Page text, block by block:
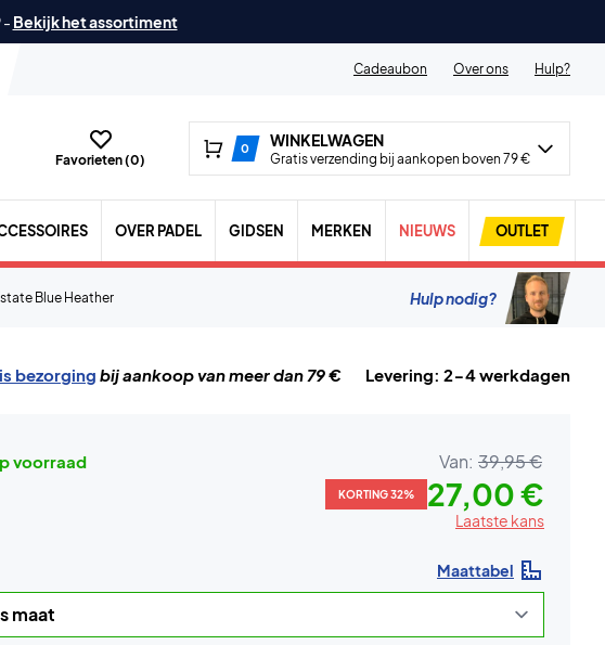
- Bekijk het assortiment
Cadeaubon Over ons Hulp?
Favorieten (0)
0 WINKELWAGEN
Gratis verzending bij aankopen boven 79 €
OVER PADEL GIDSEN MERKEN NIEUWS OUTLET
Blue Heather Hulp nodig?
bezorging bij aankoop van meer dan 79 € Levering: 2-4 werkdagen
voorraad Van: 39,95 €
KORTING 32% 27,00 €
Laatste kans
Maattabel